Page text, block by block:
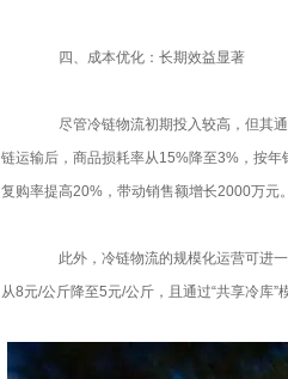
四、成本优化：长期效益显著
尽管冷链物流初期投入较高，但其通
链运输后，商品损耗率从15%降至3%，按
复购率提高20%，带动销售额增长2000万元。
此外，冷链物流的规模化运营可进一
从8元/公斤降至5元/公斤，且通过“共享冷库”